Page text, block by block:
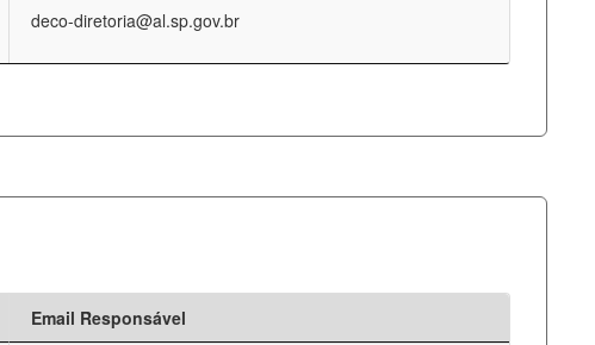
deco-diretoria@al.sp.gov.br
Email Responsável